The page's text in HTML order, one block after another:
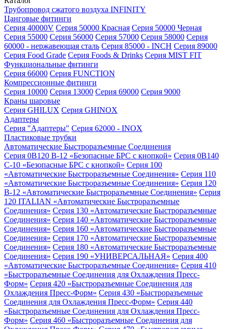
Трубопровод сжатого воздуха INFINITY
Цанговые фитинги
Серия 40000V Серия 50000 Красная Серия 50000 Черная
Серия 55000 Серия 56000 Серия 57000 Серия 58000 Серия
60000 - нержавеющая сталь Серия 85000 - INCH Серия 89000
Серия Food Grade Серия Foods & Drinks Серия MIST FIT
Функциональные фитинги
Серия 66000 Серия FUNCTION
Компрессионные фитинги
Серия 10000 Серия 13000 Серия 69000 Серия 9000
Краны шаровые
Серия GHILUX Серия GHINOX
Адаптеры
Серия "Адаптеры" Серия 62000 - INOX
Пластиковые трубки
Автоматические Быстроразъемные Соединения
Серия 0B120 B-12 «Безопасные БРС с кнопкой» Серия 0B140
C-10 «Безопасные БРС с кнопкой» Серия 100
«Автоматические Быстроразъемные Соединения» Серия 110
«Автоматические Быстроразъемные Соединения» Серия 120
B-12 «Автоматические Быстроразъемные Соединения» Серия
120 ITALIAN «Автоматические Быстроразъемные
Соединения» Серия 130 «Автоматические Быстроразъемные
Соединения» Серия 140 «Автоматические Быстроразъемные
Соединения» Серия 160 «Автоматические Быстроразъемные
Соединения» Серия 170 «Автоматические Быстроразъемные
Соединения» Серия 180 «Автоматические Быстроразъемные
Соединения» Серия 190 «УНИВЕРСАЛЬНАЯ» Серия 400
«Автоматические Быстроразъемные Соединения» Серия 410
«Быстроразъемные Соединения для Охлаждения Пресс-
Форм» Серия 420 «Быстроразъемные Соединения для
Охлаждения Пресс-Форм» Серия 430 «Быстроразъемные
Соединения для Охлаждения Пресс-Форм» Серия 440
«Быстроразъемные Соединения для Охлаждения Пресс-
Форм» Серия 460 «Быстроразъемные Соединения для